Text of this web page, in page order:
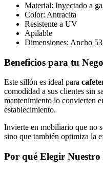
Material: Inyectado a
Color: Antracita
Resistente a UV
Apilable
Dimensiones: Ancho
Beneficios para tu
Este sillón es ideal para
comodidad a sus clientes sin
mantenimiento lo convierten
establecimiento.
Invierte en mobiliario que no
sino que también optimiza la
Por qué Elegir Nuestro